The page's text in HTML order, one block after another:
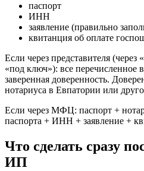
паспорт
ИНН
заявление (правильно
квитанция об оплате
Если через представителя
«под ключ»): все перечисленное
заверенная доверенность.
нотариуса в Евпатории или
Если через МФЦ: паспорт +
паспорта + ИНН + заявление +
Что сделать сразу
ИП